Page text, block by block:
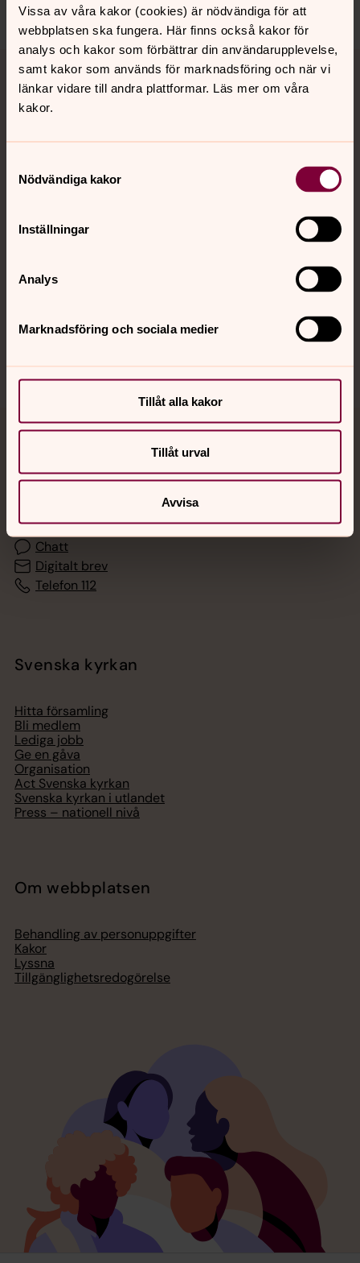
Vissa av våra kakor (cookies) är nödvändiga för att
webbplatsen ska fungera. Här finns också kakor för
analys och kakor som förbättrar din användarupplevelse,
samt kakor som används för marknadsföring och när vi
länkar vidare till andra plattformar. Läs mer om våra
kakor.
Nödvändiga kakor
Inställningar
Analys
Marknadsföring och sociala medier
Tillåt alla kakor
Tillåt urval
Avvisa
Tillbaka till toppen
Tillbaka till innehållet
Kontakt
Jourhavande präst
Akut samtals- och krisstöd. Prata eller chatta anonymt
med en präst på kvällar och nätter.
Chatt
Digitalt brev
Telefon 112
Svenska kyrkan
Hitta församling
Bli medlem
Lediga jobb
Ge en gåva
Organisation
Act Svenska kyrkan
Svenska kyrkan i utlandet
Press – nationell nivå
Om webbplatsen
Behandling av personuppgifter
Kakor
Lyssna
Tillgänglighetsredogörelse